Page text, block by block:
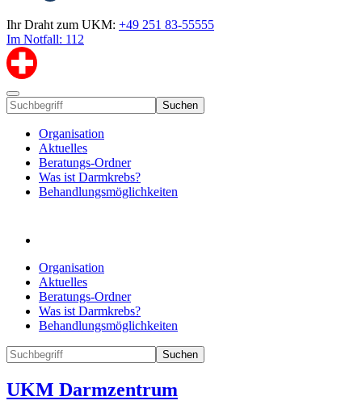
Ihr Draht zum UKM: +49 251 83-55555
Im Notfall: 112
Suchen
Organisation
Aktuelles
Beratungs-Ordner
Was ist Darmkrebs?
Behandlungsmöglichkeiten
Organisation
Aktuelles
Beratungs-Ordner
Was ist Darmkrebs?
Behandlungsmöglichkeiten
Suchen
UKM Darmzentrum